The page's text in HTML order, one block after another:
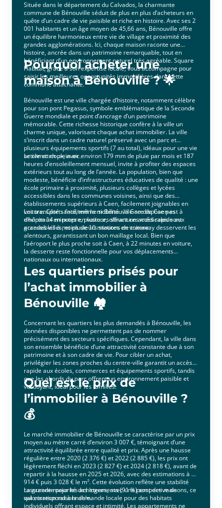
Située dans le département du Calvados, la charmante
commune de Bénouville séduit de plus en plus d’acheteurs en
quête d’un cadre de vie paisible et riche en histoire. Avec ses 2
001 habitants et un âge moyen de 45,66 ans, Bénouville offre
un équilibre harmonieux entre vie de village et proximité des
grandes agglomérations. Ici, chaque maison raconte une
histoire, ancrée dans un patrimoine remarquable, tout en
bénéficiant d’un environnement naturel très agréable. Square
Habitat, grâce à son expertise locale, vous accompagne pour
saisir les meilleures opportunités immobilières dans cette
commune attachante.
Pourquoi acheter une
maison à Bénouville ? 🌟
Bénouville est une ville chargée d’histoire, notamment célèbre
pour son pont Pegasus, symbole emblématique de la Seconde
Guerre mondiale et point d’ancrage d’un patrimoine
mémorable. Cette richesse historique confère à la ville un
charme unique, valorisant chaque achat immobilier. La ville
s’inscrit dans un cadre naturel préservé avec un parc et
plusieurs équipements sportifs (7 au total), idéaux pour une vie
active et en plein air.
Le climat doux, avec environ 179 mm de pluie par mois et 187
heures d’ensoleillement mensuel, invite à profiter des espaces
extérieurs tout au long de l’année. La population, bien que
modeste, bénéficie d’infrastructures éducatives de qualité : une
école primaire à proximité, plusieurs collèges et lycées
accessibles dans les communes voisines, ainsi que des
établissements supérieurs à Caen, facilement joignables en
voiture. Côté santé, même si Bénouville ne dispose pas
d’hôpitaux en propre, plusieurs structures médicales sont
accessibles à moins de 10 minutes en voiture.
Les transports facilitent la mobilité : la Gare de Caen est à
environ 14 minutes en voiture, offrant un accès rapide aux
grandes villes, et plusieurs stations de tramway desservent les
alentours, garantissant un bon maillage local. Bien que
l’aéroport le plus proche soit à Caen, à 22 minutes en voiture,
la desserte reste fonctionnelle pour vos déplacements
nationaux ou internationaux.
Les quartiers prisés pour
l’achat immobilier à
Bénouville 🏘️
Concernant les quartiers les plus demandés à Bénouville, les
données disponibles ne permettent pas de nommer
précisément des secteurs spécifiques. Cependant, la ville dans
son ensemble bénéficie d’une attractivité constante due à son
patrimoine et à son cadre de vie. Pour cibler un achat,
privilégier les zones proches du centre-ville garantit un accès
rapide aux écoles, commerces et équipements sportifs, tandis
que les abords du parc offrent un environnement paisible et
verdoyant, idéal pour les familles.
Quel est le prix de
l’immobilier à Bénouville ?
💰
Le marché immobilier de Bénouville se caractérise par un prix
moyen au mètre carré d’environ 3 007 €, témoignant d’une
attractivité équilibrée entre qualité et prix. Après une hausse
régulière entre 2020 (2 376 €) et 2022 (2 885 €), les prix ont
légèrement fléchi en 2023 (2 827 €) et 2024 (2 818 €), avant de
repartir à la hausse en 2025 et 2026, avec des estimations à 2
914 € puis 3 028 € le m². Cette évolution reflète une stabilité
rassurante pour les acheteurs, avec une perspective de
valorisation raisonnable.
La grande majorité des logements (91 %) sont des maisons, ce
qui correspond à la demande locale pour des habitats
individuels offrant espace et intimité. Les appartements ne